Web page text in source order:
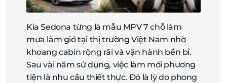
Kia Sedona từng là mẫu MPV 7 chỗ làm
mưa làm gió tại thị trường Việt Nam nhờ
khoang cabin rộng rãi và vận hành bền bỉ.
Sau vài năm sử dụng, việc làm mới phương
tiện là nhu cầu thiết thực. Đó là lý do phong